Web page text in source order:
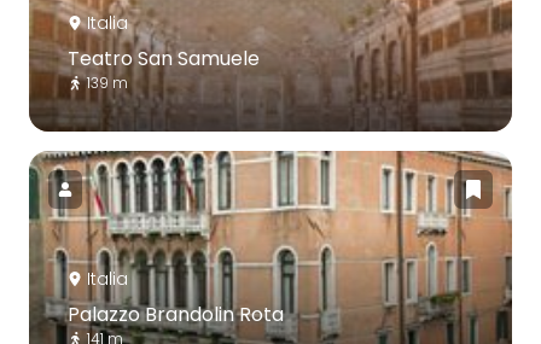
Italia
Teatro San Samuele
139 m
Italia
Palazzo Brandolin Rota
141 m